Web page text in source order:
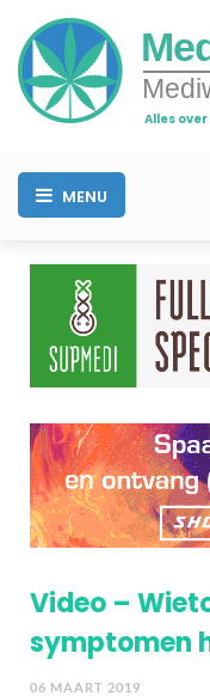
Alles
MENU
Video –
symptomen
06 MAART 2019